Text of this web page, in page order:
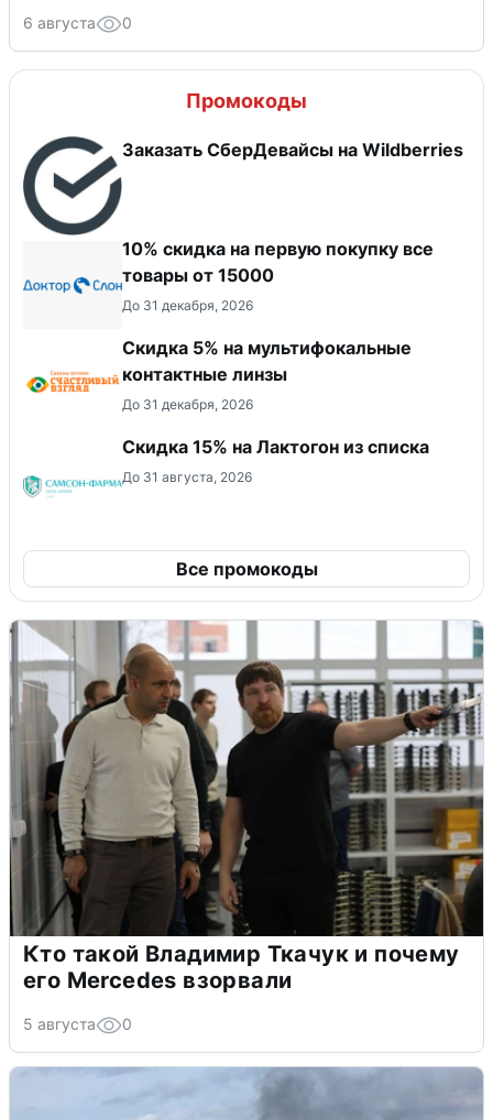
6 августа 0
Промокоды
Заказать СберДевайсы на Wildberries
10% скидка на первую покупку все
товары от 15000
До 31 декабря, 2026
Скидка 5% на мультифокальные
контактные линзы
До 31 декабря, 2026
Скидка 15% на Лактогон из списка
До 31 августа, 2026
Все промокоды
Кто такой Владимир Ткачук и почему
его Mercedes взорвали
5 августа 0